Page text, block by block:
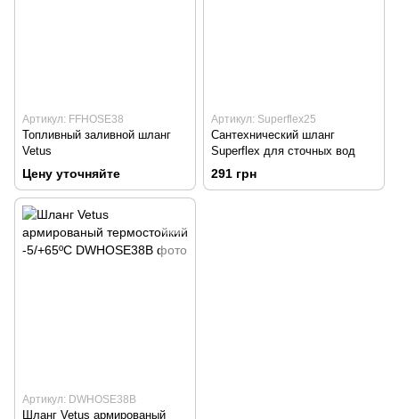
Артикул: FFHOSE38
Топливный заливной шланг
Vetus
Цену уточняйте
Артикул: Superflex25
Сантехнический шланг
Superflex для сточных вод
291 грн
Артикул: DWHOSE38B
Шланг Vetus армированый